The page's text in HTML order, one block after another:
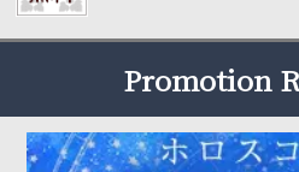
Promotion